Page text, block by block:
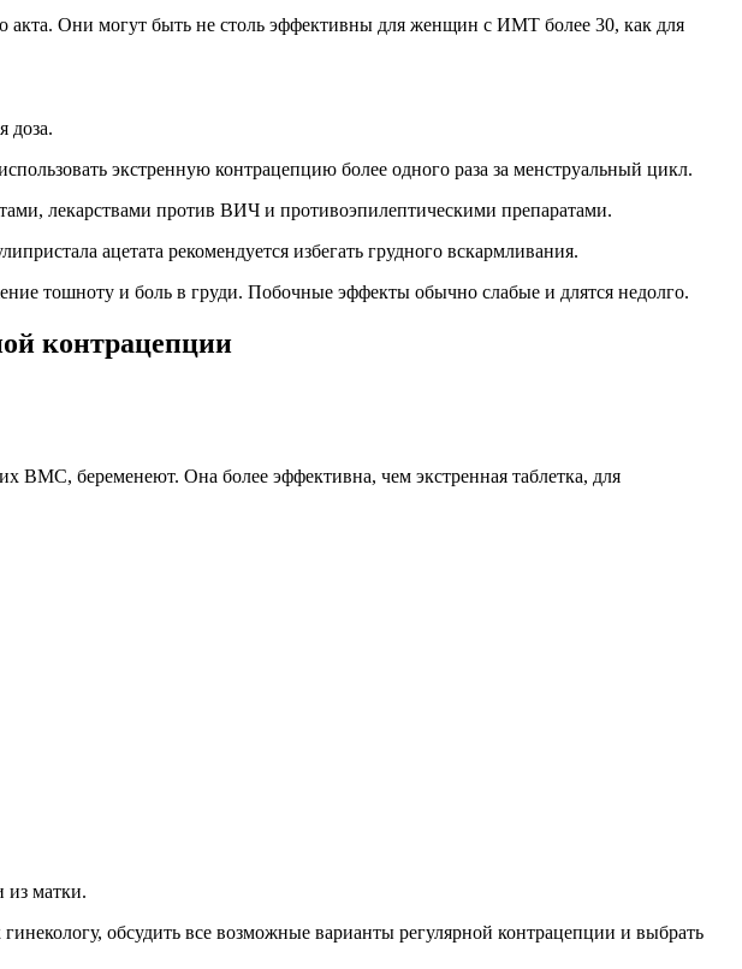
Они могут быть не столь эффективны для женщин с ИМТ более 30, как для
доза.
экстренную контрацепцию более одного раза за менструальный цикл.
лекарствами против ВИЧ и противоэпилептическими препаратами.
ацетата рекомендуется избегать грудного вскармливания.
тошноту и боль в груди. Побочные эффекты обычно слабые и длятся недолго.
контрацепции
беременеют. Она более эффективна, чем экстренная таблетка, для
из матки.
обсудить все возможные варианты регулярной контрацепции и выбрать